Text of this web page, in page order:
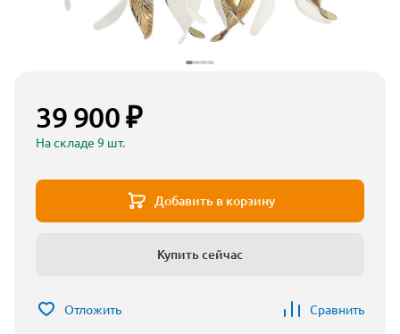
39 900 ₽
На складе 9 шт.
Добавить в корзину
Купить сейчас
Отложить Сравнить